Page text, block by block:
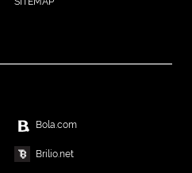
Bola.com
Brilio.net